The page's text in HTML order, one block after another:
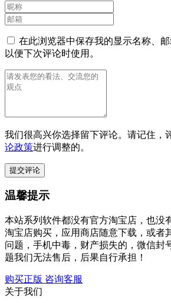
在此浏览器中保存我的显示名称、邮
以便下次评论时使用。
我们很高兴你选择留下评论。请记住，
论政策进行调整的。
温馨提示
本站系列软件都没有官方淘宝店，也没
淘宝店购买，应用商店随意下载，或者
问题，手机中毒，财产损失的，微信封
题我们无法售后，后果自行承担！
购买正版 咨询客服
关于我们